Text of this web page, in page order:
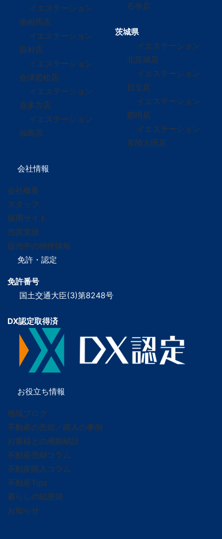
イエステーション
南相馬店
イエステーション
田村店
イエステーション
会津若松店
イエステーション
喜多方店
イエステーション
福島店
石巻店
茨城県
イエステーション
北茨城店
イエステーション
日立店
イエステーション
那珂店
イエステーション
常陸太田店
会社情報
会社概要
スタッフ
採用サイト
売買実績
販売中の物件情報
免許・認定
免許番号
国土交通大臣(3)第8248号
DX認定取得済
お役立ち情報
地域ブログ
不動産の売却／購入の事例
お客様との感動秘話
不動産売却コラム
不動産購入コラム
不動産Tips
暮らしの知恵袋
お知らせ